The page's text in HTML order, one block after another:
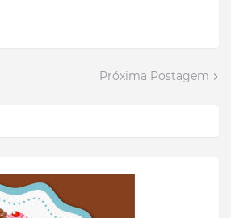
Próxima Postagem